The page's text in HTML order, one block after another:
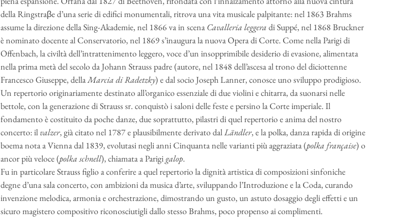
della Ringstraβe d’una serie di edifici monumentali, ritrova una vita musicale palpitante: nel 1863 Brahms
assume la direzione della Sing-Akademie, nel 1866 va in scena Cavalleria leggera di Suppé, nel 1868 Bruckner
è nominato docente al Conservatorio, nel 1869 s’inaugura la nuova Opera di Corte. Come nella Parigi di
Offenbach, la civiltà dell’intrattenimento leggero, voce d’un insopprimibile desiderio di evasione, alimentata
nella prima metà del secolo da Johann Strauss padre (autore, nel 1848 dell’ascesa al trono del diciottenne
Francesco Giuseppe, dellaMarcia di Radetzky) e dal socio Joseph Lanner, conosce uno sviluppo prodigioso.
Un repertorio originariamente destinato all’organico essenziale di due violini e chitarra, da suonarsi nelle
bettole, con la generazione di Strauss sr. conquistò i saloni delle feste e persino la Corte imperiale. Il
fondamento è costituito da poche danze, due soprattutto, pilastri di quel repertorio e anima del nostro
concerto: il valzer, già citato nel 1787 e plausibilmente derivato dalLändler, e la polka, danza rapida di origine
boema nota a Vienna dal 1839, evolutasi negli anni Cinquanta nelle varianti più aggraziata (polka française) o
ancor più veloce (polka schnell), chiamata a Parigi galop.
Fu in particolare Strauss figlio a conferire a quel repertorio la dignità artistica di composizioni sinfoniche
degne d’una sala concerto, con ambizioni da musica d’arte, sviluppando l’Introduzione e la Coda, curando
invenzione melodica, armonia e orchestrazione, dimostrando un gusto, un astuto dosaggio degli effetti e un
sicuro magistero compositivo riconosciutigli dallo stesso Brahms, poco propenso ai complimenti.